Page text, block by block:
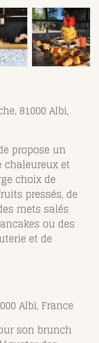
81000 Albi,
propose un
et
choix de
pressés, de
mets salés
ou des
et de
Albi, France
son brunch